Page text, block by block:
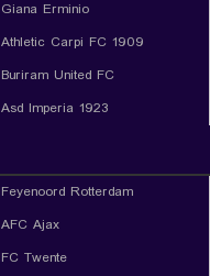
Giana Erminio
Athletic Carpi FC 1909
Buriram United FC
Asd Imperia 1923
Feyenoord Rotterdam
AFC Ajax
FC Twente